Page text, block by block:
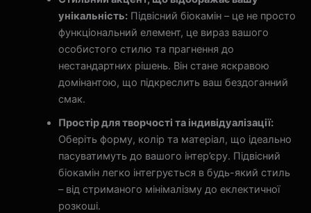
унікальність:Підвісний біокамін – це не просто
функціональний елемент, це вираз вашого
особистого стилю та прагнення до
нестандартних рішень. Він стане яскравою
домінантою, що підкреслить ваш бездоганний
смак.
Простір для творчості та індивідуалізації:
Оберіть форму, колір та матеріал, що ідеально
пасуватимуть до вашого інтер’єру. Підвісний
біокамін легко інтегрується в будь-який стиль
– від стриманого мінімалізму до еклектичної
розкоші.